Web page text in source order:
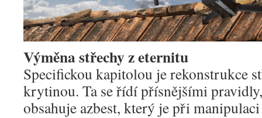
Výměna střechy z eternitu
Specifickou kapitolou je rekonstrukce
krytinou. Ta se řídí přísnějšími
obsahuje azbest, který je při